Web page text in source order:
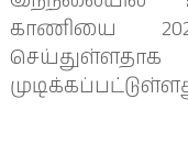
காணியை